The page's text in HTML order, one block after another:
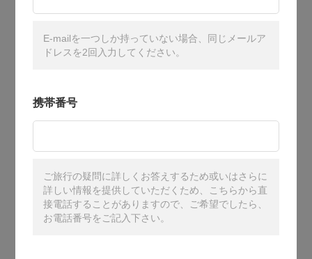
E-mailを一つしか持っていない場合、同じメールア
ドレスを2回入力してください。
携帯番号
ご旅行の疑問に詳しくお答えするため或いはさらに
詳しい情報を提供していただくため、こちらから直
接電話することがありますので、ご希望でしたら、
お電話番号をご記入下さい。